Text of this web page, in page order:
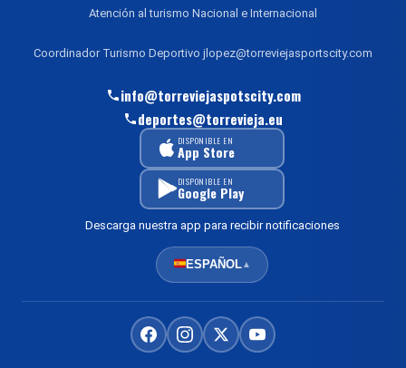
Atención al turismo Nacional e Internacional
Coordinador Turismo Deportivo jlopez@torreviejasportscity.com
info@torreviejaspotscity.com
deportes@torrevieja.eu
DISPONIBLE EN
App Store
DISPONIBLE EN
Google Play
Descarga nuestra app para recibir notificaciones
ESPAÑOL▲